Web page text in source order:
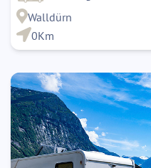
Walldürn
0Km